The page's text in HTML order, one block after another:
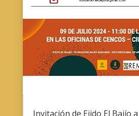
Invitación de Ejido El Bajío